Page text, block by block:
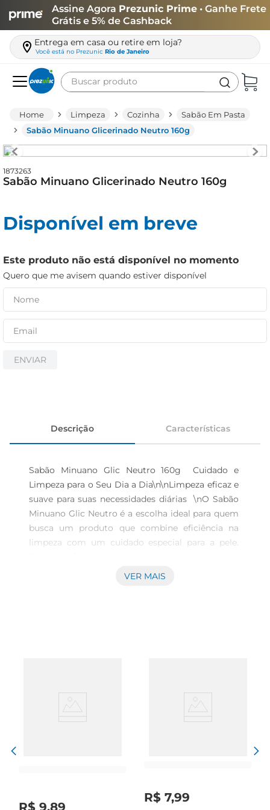
Assine Agora Prezunic Prime • Ganhe Frete
Grátis e 5% de Cashback
Entrega em casa ou retire em loja?
Você está no Prezunic Rio de Janeiro
Buscar produto
Limpeza Cozinha
Sabão Em Pasta
Sabão Minuano Glicerinado Neutro 160g
1873263
Sabão Minuano Glicerinado Neutro 160g
Disponível em breve
Este produto não está disponível no momento
Quero que me avisem quando estiver disponível
ENVIAR
Descrição Características
Sabão Minuano Glic Neutro 160g  Cuidado e
Limpeza para o Seu Dia a Dia\n\nLimpeza eficaz e
suave para suas necessidades diárias  \nO Sabão
Minuano Glic Neutro é a escolha ideal para quem
busca um produto que combine eficiência na
limpeza com um cuidado especial para a pele.
para o uso diário, proporcionando uma limpeza
ressecamento da pele e mantendo a maciez
pode ser utilizado em diversas situações. Seja
VER MAIS
R$ 9,89
R$ 7,99
leite
queijo
biscoito
papel higiênico
cerveja